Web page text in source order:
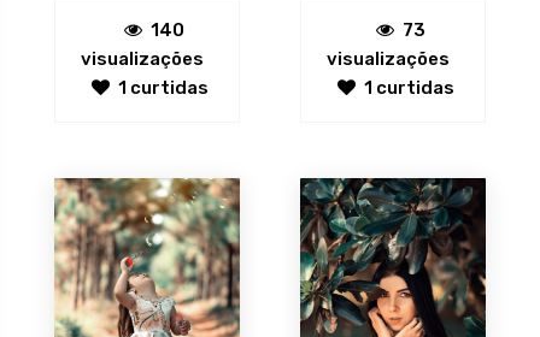
140
visualizações
1 curtidas
73
visualizações
1 curtidas